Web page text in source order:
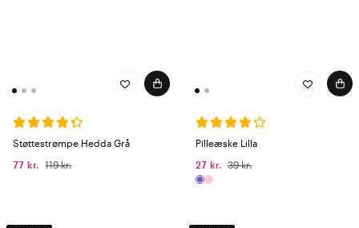
Støttestrømpe Hedda Grå
77 kr.
119 kr.
Pilleæske Lilla
27 kr.
39 kr.